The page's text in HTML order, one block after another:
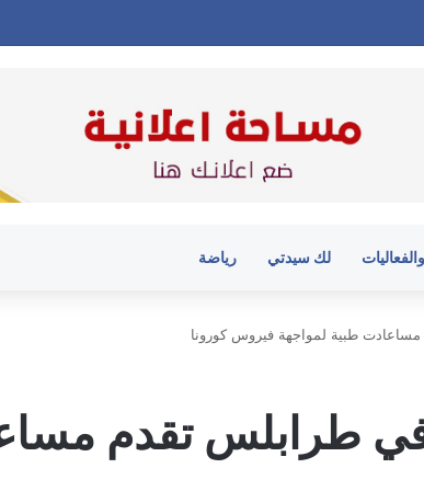
لك سيدتي رياضة
طبية لمواجهة فيروس كورونا
طرابلس تقدم